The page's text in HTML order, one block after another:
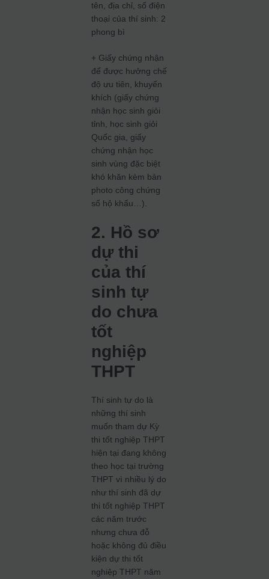
tên, địa chỉ, số điện
thoại của thí sinh: 2
phong bì
+ Giấy chứng nhận
để được hưởng chế
độ ưu tiên, khuyến
khích (giấy chứng
nhận học sinh giỏi
tỉnh, học sinh giỏi
Quốc gia, giấy
chứng nhận học
sinh vùng đặc biệt
khó khăn kèm bản
photo công chứng
sổ hộ khẩu…).
2. Hồ sơ
dự thi
của thí
sinh tự
do chưa
tốt
nghiệp
THPT
Thí sinh tự do là
những thí sinh
muốn tham dự Kỳ
thi tốt nghiệp THPT
hiện tại đang không
theo học tại trường
THPT vì nhiều lý do
như thí sinh đã dự
thi tốt nghiệp THPT
các năm trước
nhưng chưa đỗ
hoặc không đủ điều
kiện dự thi tốt
nghiệp THPT năm